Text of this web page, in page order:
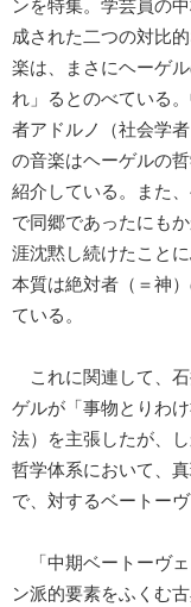
ンを特集。学芸員の
成された二つの対比
楽は、まさにヘーゲ
れ」るとのべている
者アドルノ（社会学
の音楽はヘーゲルの
紹介している。また
で同郷であったにも
涯沈黙し続けたこと
本質は絶対者（＝神
ている。
これに関連して、石
ゲルが「事物とりわ
法）を主張したが、
哲学体系において、
で、対するベートー
「中期ベートーヴェ
ン派的要素をふくむ